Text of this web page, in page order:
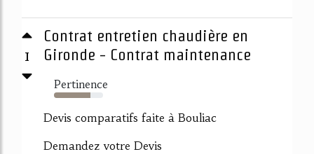
1
Contrat entretien chaudière en
Gironde - Contrat maintenance
Pertinence
74%
Devis comparatifs faite à Bouliac
Demandez votre Devis